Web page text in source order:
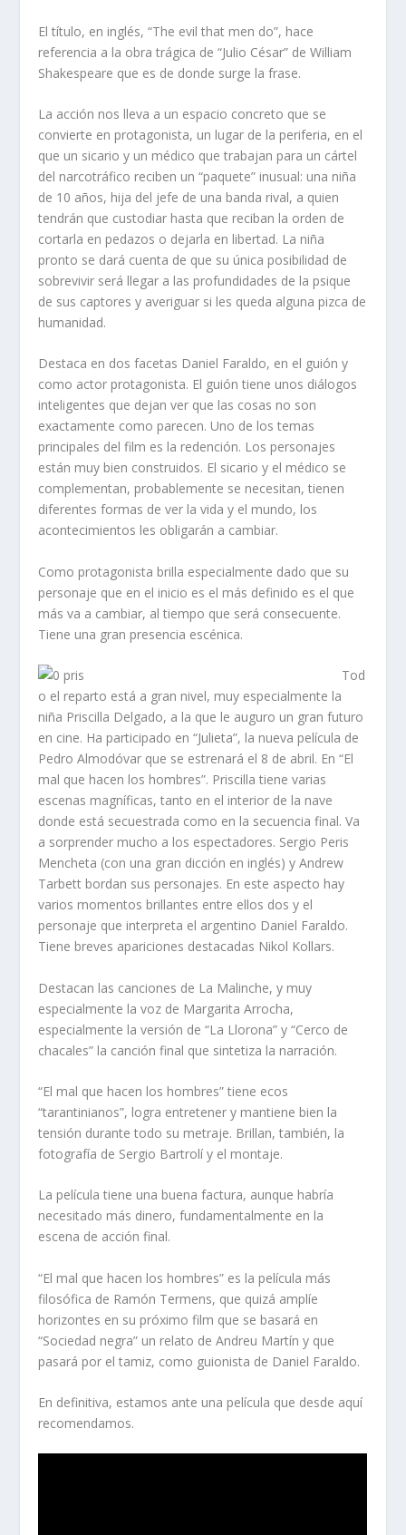
El título, en inglés, “The evil that men do”, hace
referencia a la obra trágica de “Julio César” de William
Shakespeare que es de donde surge la frase.
La acción nos lleva a un espacio concreto que se
convierte en protagonista, un lugar de la periferia, en el
que un sicario y un médico que trabajan para un cártel
del narcotráfico reciben un “paquete” inusual: una niña
de 10 años, hija del jefe de una banda rival, a quien
tendrán que custodiar hasta que reciban la orden de
cortarla en pedazos o dejarla en libertad. La niña
pronto se dará cuenta de que su única posibilidad de
sobrevivir será llegar a las profundidades de la psique
de sus captores y averiguar si les queda alguna pizca de
humanidad.
Destaca en dos facetas Daniel Faraldo, en el guión y
como actor protagonista. El guión tiene unos diálogos
inteligentes que dejan ver que las cosas no son
exactamente como parecen. Uno de los temas
principales del film es la redención. Los personajes
están muy bien construidos. El sicario y el médico se
complementan, probablemente se necesitan, tienen
diferentes formas de ver la vida y el mundo, los
acontecimientos les obligarán a cambiar.
Como protagonista brilla especialmente dado que su
personaje que en el inicio es el más definido es el que
más va a cambiar, al tiempo que será consecuente.
Tiene una gran presencia escénica.
Tod
o el reparto está a gran nivel, muy especialmente la
niña Priscilla Delgado, a la que le auguro un gran futuro
en cine. Ha participado en “Julieta”, la nueva película de
Pedro Almodóvar que se estrenará el 8 de abril. En “El
mal que hacen los hombres”. Priscilla tiene varias
escenas magníficas, tanto en el interior de la nave
donde está secuestrada como en la secuencia final. Va
a sorprender mucho a los espectadores. Sergio Peris
Mencheta (con una gran dicción en inglés) y Andrew
Tarbett bordan sus personajes. En este aspecto hay
varios momentos brillantes entre ellos dos y el
personaje que interpreta el argentino Daniel Faraldo.
Tiene breves apariciones destacadas Nikol Kollars.
Destacan las canciones de La Malinche, y muy
especialmente la voz de Margarita Arrocha,
especialmente la versión de “La Llorona” y “Cerco de
chacales” la canción final que sintetiza la narración.
“El mal que hacen los hombres” tiene ecos
“tarantinianos”, logra entretener y mantiene bien la
tensión durante todo su metraje. Brillan, también, la
fotografía de Sergio Bartrolí y el montaje.
La película tiene una buena factura, aunque habría
necesitado más dinero, fundamentalmente en la
escena de acción final.
“El mal que hacen los hombres” es la película más
filosófica de Ramón Termens, que quizá amplíe
horizontes en su próximo film que se basará en
“Sociedad negra” un relato de Andreu Martín y que
pasará por el tamiz, como guionista de Daniel Faraldo.
En definitiva, estamos ante una película que desde aquí
recomendamos.